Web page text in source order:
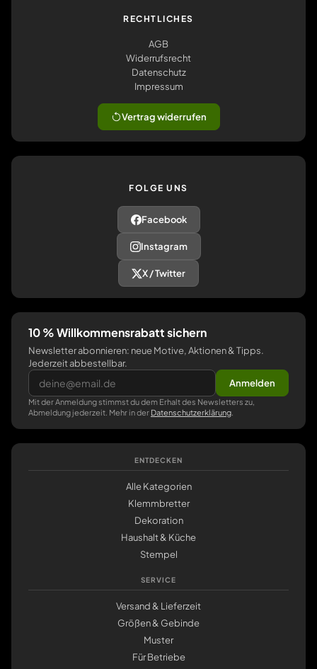
RECHTLICHES
AGB
Widerrufsrecht
Datenschutz
Impressum
Vertrag widerrufen
FOLGE UNS
Facebook
Instagram
X / Twitter
10 % Willkommensrabatt sichern
Newsletter abonnieren: neue Motive, Aktionen & Tipps.
Jederzeit abbestellbar.
Anmelden
Mit der Anmeldung stimmst du dem Erhalt des Newsletters zu,
Abmeldung jederzeit. Mehr in der Datenschutzerklärung
ENTDECKEN
Alle Kategorien
Klemmbretter
Dekoration
Haushalt & Küche
Stempel
SERVICE
Versand & Lieferzeit
Größen & Gebinde
Muster
Für Betriebe